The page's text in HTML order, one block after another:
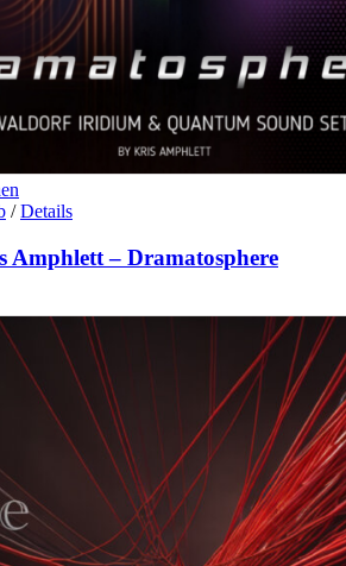
/ Details
Amphlett – Dramatosphere